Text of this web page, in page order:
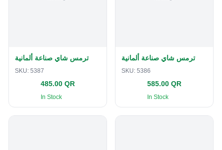
ترمس شاي صناعة ألمانية
SKU: 5387
485.00 QR
In Stock
ترمس شاي صناعة ألمانية
SKU: 5386
585.00 QR
In Stock